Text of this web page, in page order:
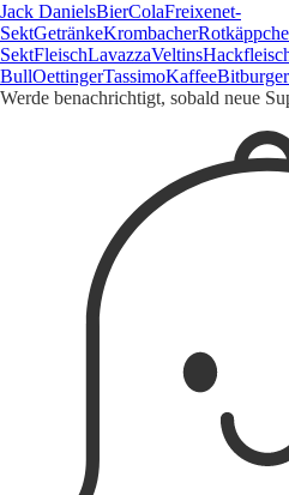
Jack DanielsBierColaFreixenet-
SektGetränkeKrombacher
SektFleischLavazzaVeltins
BullOettingerTassimoKaffeeBitburger
Werde benachrichtigt, sobald neue